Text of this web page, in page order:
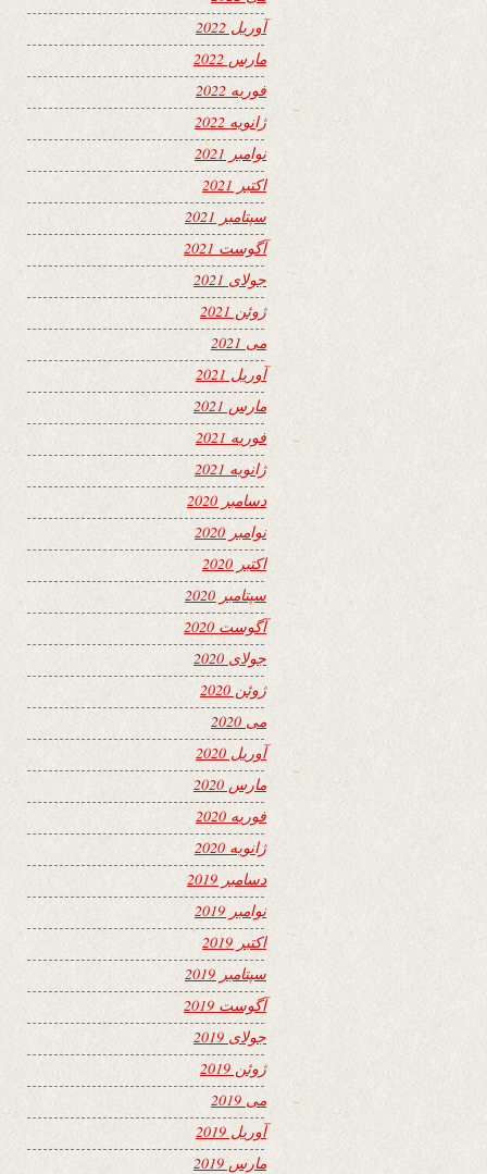
آوریل 2022
مارس 2022
فوریه 2022
ژانویه 2022
نوامبر 2021
اکتبر 2021
سپتامبر 2021
آگوست 2021
جولای 2021
ژوئن 2021
می 2021
آوریل 2021
مارس 2021
فوریه 2021
ژانویه 2021
دسامبر 2020
نوامبر 2020
اکتبر 2020
سپتامبر 2020
آگوست 2020
جولای 2020
ژوئن 2020
می 2020
آوریل 2020
مارس 2020
فوریه 2020
ژانویه 2020
دسامبر 2019
نوامبر 2019
اکتبر 2019
سپتامبر 2019
آگوست 2019
جولای 2019
ژوئن 2019
می 2019
آوریل 2019
مارس 2019